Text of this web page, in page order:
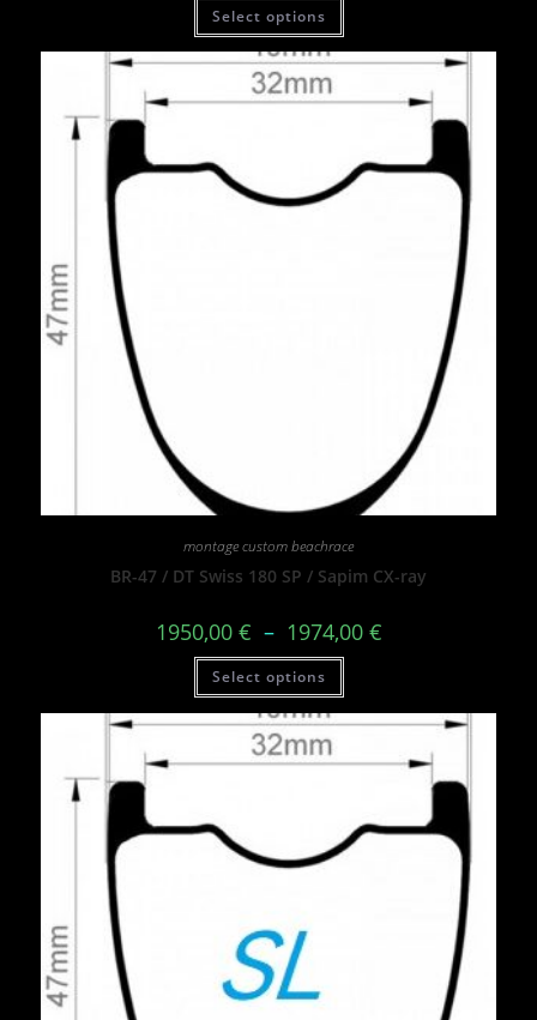
Select options
montage custom beachrace
BR-47 / DT Swiss 180 SP / Sapim CX-ray
1950,00 € – 1974,00 €
Select options